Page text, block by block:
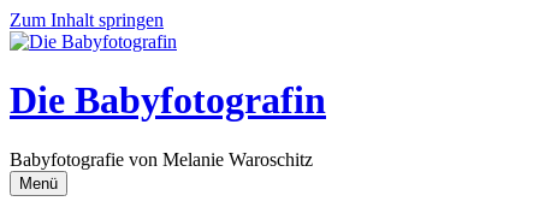
Zum Inhalt springen
Die Babyfotografin
Babyfotografie von Melanie Waroschitz
Menü